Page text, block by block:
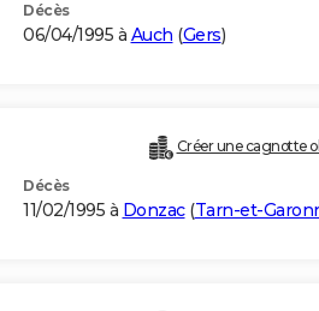
Décès
06/04/1995 à Auch (Gers)
Créer une cagnotte
Décès
11/02/1995 à Donzac(Tarn-et-